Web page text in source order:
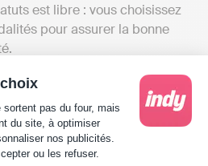
du Consentement :
pas du four, mais
du site, à optimiser
nos publicités.
ou les refuser.
consent
est libre : vous choisissez
pour assurer la bonne
est simplifiée pour
le régime de l’indivision et le
frais (succession, donation…)
représente bien des